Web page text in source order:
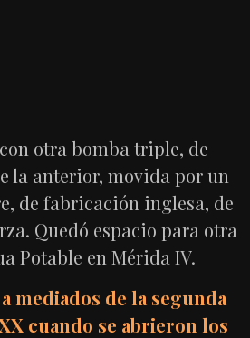
otra bomba triple, de
la anterior, movida por un
de fabricación inglesa, de
Quedó espacio para otra
Potable en Mérida IV.
mediados de la segunda
cuando se abrieron los